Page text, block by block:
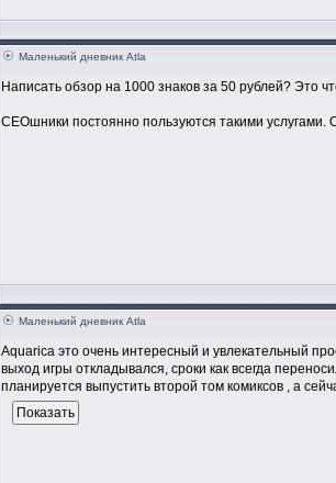
Маленький дневник Atla
Написать обзор на 1000 знаков за 50 рублей? Это
СЕОшники постоянно пользуются такими
Маленький дневник Atla
Aquarica это очень интересный и увлекательный
выход игры откладывался, сроки как всегда
планируется выпустить второй том комиксов , а